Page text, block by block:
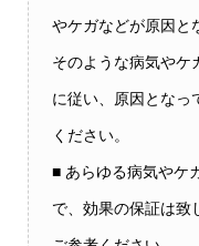
やケガなどが原因と
そのような病気やケ
に従い、原因となっ
ください。
■ あらゆる病気やケ
で、効果の保証は致